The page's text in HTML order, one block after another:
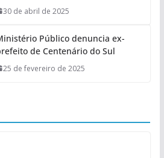
30 de abril de 2025
Público denuncia ex-
de Centenário do Sul
25 de fevereiro de 2025